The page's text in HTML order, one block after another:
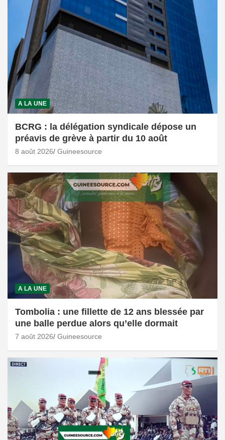
A LA UNE
BCRG : la délégation syndicale dépose un
préavis de grève à partir du 10 août
8 août 2026 Guineesource
A LA UNE
Tombolia : une fillette de 12 ans blessée par
une balle perdue alors qu’elle dormait
7 août 2026 Guineesource